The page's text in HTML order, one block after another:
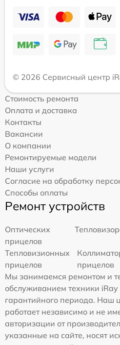
© 2026 Сервисный центр
Стоимость ремонта
Оплата и доставка
Контакты
Вакансии
О компании
Ремонтируемые модели
Наши услуги
Согласие на обработку
Способы оплаты
Ремонт устройств
Оптических
прицелов
Тепловизионных
прицелов
прицелов
Мы занимаемся ремонтом и
обслуживанием техники iRay
гарантийного периода. Наш
работает независимо и не
авторизации от
указанные на сайте, носят